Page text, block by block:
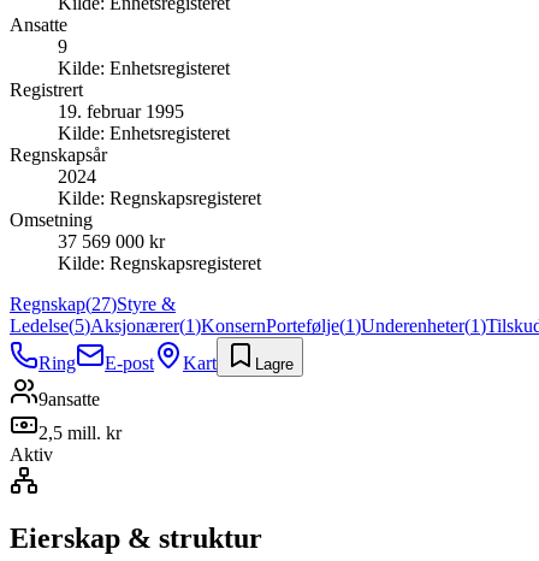
Ansatte
9
Kilde: Enhetsregisteret
Registrert
19. februar 1995
Kilde: Enhetsregisteret
Regnskapsår
2024
Kilde: Regnskapsregisteret
Omsetning
37 569 000 kr
Kilde: Regnskapsregisteret
Regnskap(27)Styre &
Ledelse(5)Aksjonærer(1)KonsernPortefølje(1)Underenheter(1)
Ring
E-post Kart Lagre
9ansatte
2,5 mill. kr
Aktiv
Eierskap & struktur